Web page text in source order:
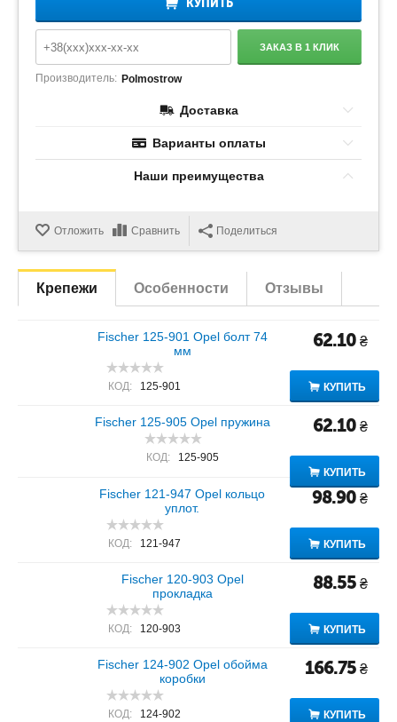
КУПИТЬ
ЗАКАЗ В 1 КЛИК
Производитель: Polmostrow
Доставка
Варианты оплаты
Наши преимущества
Отложить Сравнить Поделиться
Крепежи Особенности Отзывы
Fischer 125-901 Opel болт 74
мм
КОД: 125-901
62.10 ₴
КУПИТЬ
Fischer 125-905 Opel пружина
КОД: 125-905
62.10 ₴
КУПИТЬ
Fischer 121-947 Opel кольцо
уплот.
КОД: 121-947
98.90 ₴
КУПИТЬ
Fischer 120-903 Opel
прокладка
КОД: 120-903
88.55 ₴
КУПИТЬ
Fischer 124-902 Opel обойма
коробки
КОД: 124-902
166.75 ₴
КУПИТЬ